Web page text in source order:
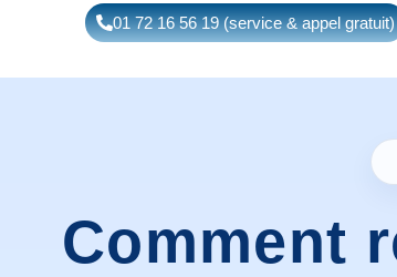
01 72 16 56 19 (service & appel gratuit)
Comment